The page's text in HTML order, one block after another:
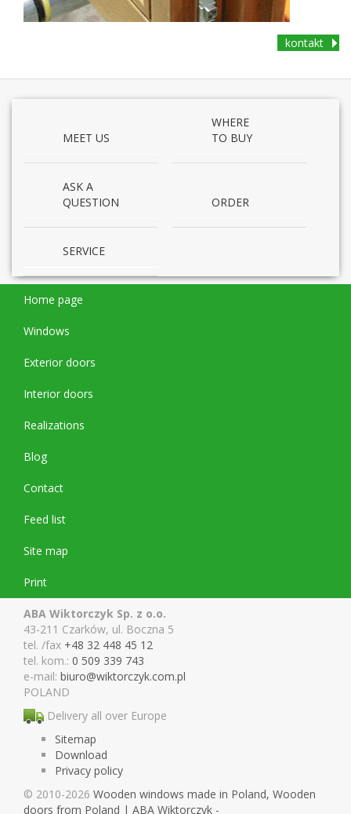
kon­takt
MEET US
WHERE
TO BUY
ASK A
QUESTION
ORDER
SERVICE
Home page
Windows
Exterior doors
Interior doors
Realizations
Blog
Contact
Feed list
Site map
Print
ABA Wiktorczyk Sp. z o.o.
43-211 Czarków, ul. Boczna 5
tel. /fax +48 32 448 45 12
tel. kom.: 0 509 339 743
e-mail: biuro@wiktorczyk.com.pl
POLAND
Delivery all over Europe
Sitemap
Download
Privacy policy
© 2010-2026 Wooden windows made in Poland, Wooden
doors from Poland | ABA Wiktorczyk -